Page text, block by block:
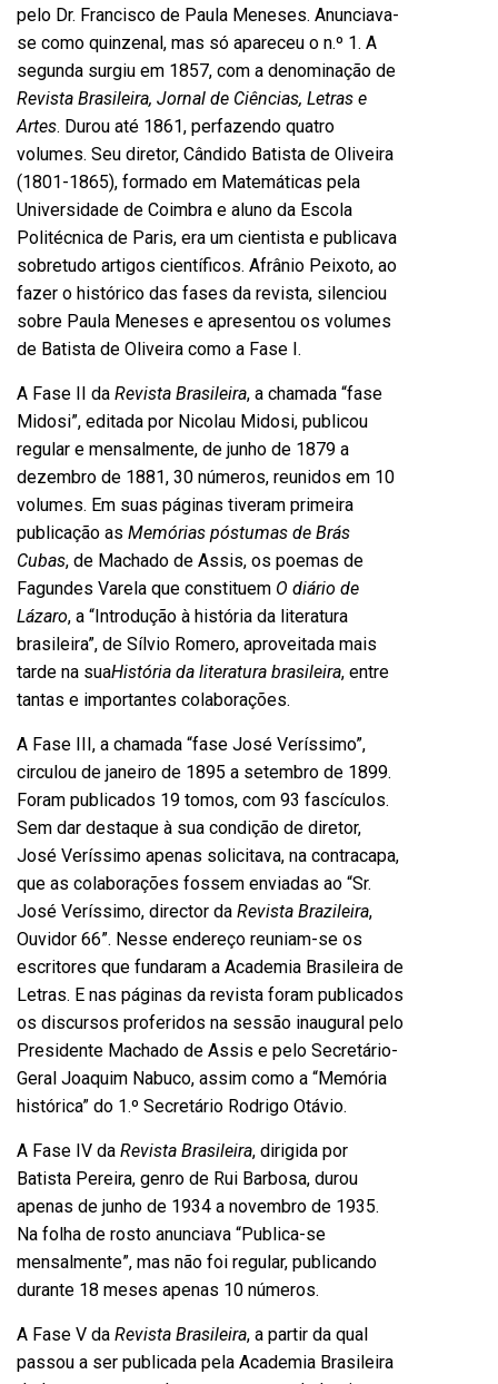
pelo Dr. Francisco de Paula Meneses. Anunciava-
se como quinzenal, mas só apareceu o n.º 1. A
segunda surgiu em 1857, com a denominação de
Revista Brasileira, Jornal de Ciências, Letras e
Artes. Durou até 1861, perfazendo quatro
volumes. Seu diretor, Cândido Batista de Oliveira
(1801-1865), formado em Matemáticas pela
Universidade de Coimbra e aluno da Escola
Politécnica de Paris, era um cientista e publicava
sobretudo artigos científicos. Afrânio Peixoto, ao
fazer o histórico das fases da revista, silenciou
sobre Paula Meneses e apresentou os volumes
de Batista de Oliveira como a Fase I.
A Fase II da Revista Brasileira, a chamada “fase
Midosi”, editada por Nicolau Midosi, publicou
regular e mensalmente, de junho de 1879 a
dezembro de 1881, 30 números, reunidos em 10
volumes. Em suas páginas tiveram primeira
publicação as Memórias póstumas de Brás
Cubas, de Machado de Assis, os poemas de
Fagundes Varela que constituem O diário de
Lázaro, a “Introdução à história da literatura
brasileira”, de Sílvio Romero, aproveitada mais
tarde na suaHistória da literatura brasileira, entre
tantas e importantes colaborações.
A Fase III, a chamada “fase José Veríssimo”,
circulou de janeiro de 1895 a setembro de 1899.
Foram publicados 19 tomos, com 93 fascículos.
Sem dar destaque à sua condição de diretor,
José Veríssimo apenas solicitava, na contracapa,
que as colaborações fossem enviadas ao “Sr.
José Veríssimo, director da Revista Brazileira,
Ouvidor 66”. Nesse endereço reuniam-se os
escritores que fundaram a Academia Brasileira de
Letras. E nas páginas da revista foram publicados
os discursos proferidos na sessão inaugural pelo
Presidente Machado de Assis e pelo Secretário-
Geral Joaquim Nabuco, assim como a “Memória
histórica” do 1.º Secretário Rodrigo Otávio.
A Fase IV da Revista Brasileira, dirigida por
Batista Pereira, genro de Rui Barbosa, durou
apenas de junho de 1934 a novembro de 1935.
Na folha de rosto anunciava “Publica-se
mensalmente”, mas não foi regular, publicando
durante 18 meses apenas 10 números.
A Fase V da Revista Brasileira, a partir da qual
passou a ser publicada pela Academia Brasileira